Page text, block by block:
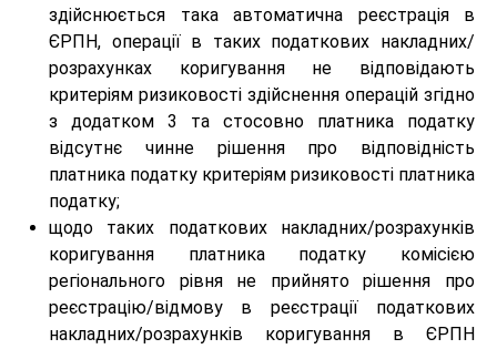
здійснюється така автоматична реєстрація в
ЄРПН, операції в таких податкових накладних/
розрахунках коригування не відповідають
критеріям ризиковості здійснення операцій згідно
з додатком 3 та стосовно платника податку
відсутнє чинне рішення про відповідність
платника податку критеріям ризиковості платника
податку;
щодо таких податкових накладних/розрахунків
коригування платника податку комісією
регіонального рівня не прийнято рішення про
реєстрацію/відмову в реєстрації податкових
накладних/розрахунків коригування в ЄРПН